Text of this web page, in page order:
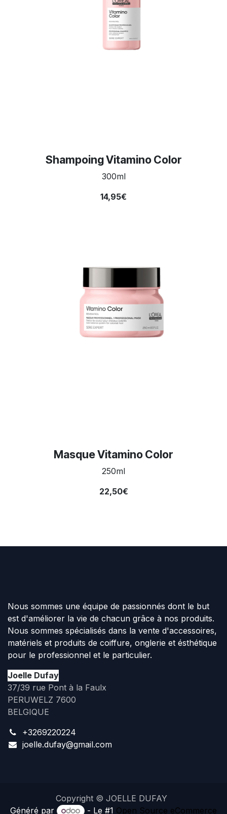
Shampoing Vitamino Color
300ml
14,95€
Masque Vitamino Color
250ml
22,50€
Nous sommes une équipe de passionnés dont le but
est d'améliorer la vie de chacun grâce à nos produits.
Nous sommes spécialisés dans la vente d'accessoires,
matériels et produits de coiffure, onglerie et ésthétique
pour le professionnel et le particulier.
Joelle Dufay
37/39 rue Pont à la Faulx
PERUWELZ 7600
BELGIQUE
+3269220224
joelle.dufay@gmail.com
Copyright © JOELLE DUFAY
Généré par
- Le #1 Open Source eCommerce